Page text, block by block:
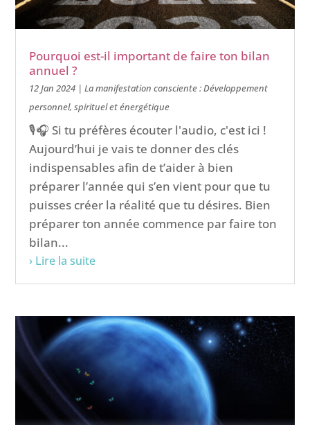
Pourquoi est-il important de faire ton bilan
annuel ?
12 Jan 2024 |La manifestation consciente : Développement
personnel, spirituel et énergétique
🎙️🎧 Si tu préfères écouter l'audio, c'est ici !
Aujourd’hui je vais te donner des clés
indispensables afin de t’aider à bien
préparer l’année qui s’en vient pour que tu
puisses créer la réalité que tu désires. Bien
préparer ton année commence par faire ton
bilan...
› Lire la suite